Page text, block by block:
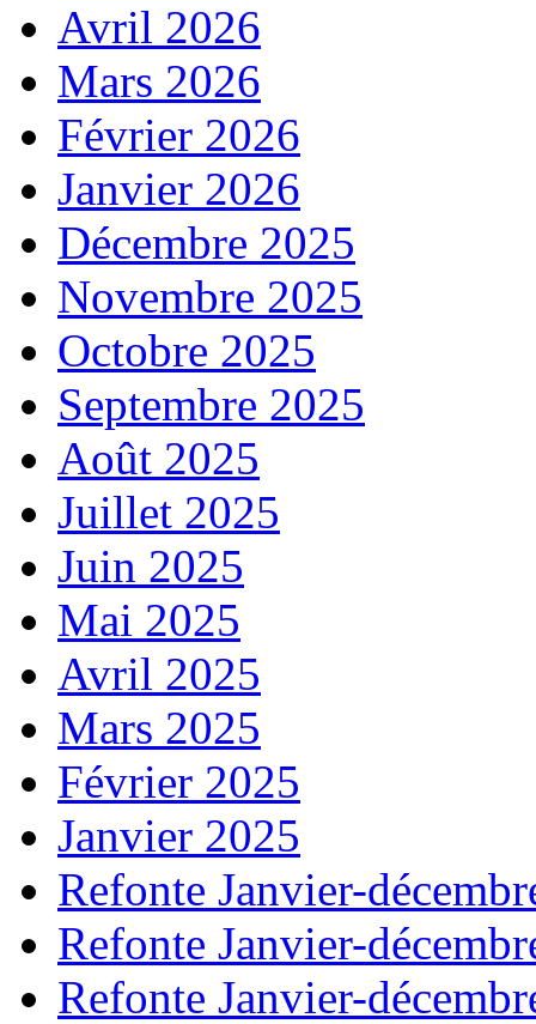
Avril 2026
Mars 2026
Février 2026
Janvier 2026
Décembre 2025
Novembre 2025
Octobre 2025
Septembre 2025
Août 2025
Juillet 2025
Juin 2025
Mai 2025
Avril 2025
Mars 2025
Février 2025
Janvier 2025
Refonte Janvier-
Refonte Janvier-
Refonte Janvier-